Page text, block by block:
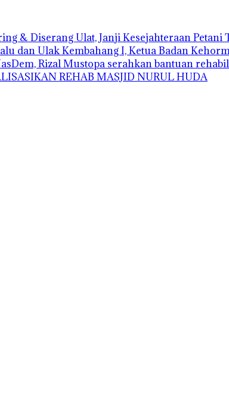
& Diserang Ulat, Janji Kesejahteraan
dan Ulak Kembahang I, Ketua Badan
Rizal Mustopa serahkan bantuan
REHAB MASJID NURUL HUDA